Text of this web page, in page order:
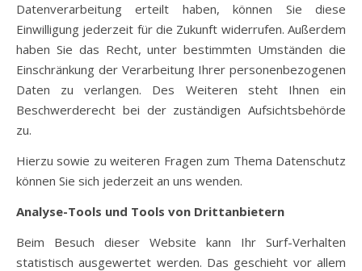
Datenverarbeitung erteilt haben, können Sie diese
Einwilligung jederzeit für die Zukunft widerrufen. Außerdem
haben Sie das Recht, unter bestimmten Umständen die
Einschränkung der Verarbeitung Ihrer personenbezogenen
Daten zu verlangen. Des Weiteren steht Ihnen ein
Beschwerderecht bei der zuständigen Aufsichtsbehörde
zu.
Hierzu sowie zu weiteren Fragen zum Thema Datenschutz
können Sie sich jederzeit an uns wenden.
Analyse-Tools und Tools von Drittanbietern
Beim Besuch dieser Website kann Ihr Surf-Verhalten
statistisch ausgewertet werden. Das geschieht vor allem